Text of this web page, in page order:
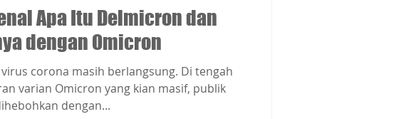
Apa Itu Delmicron dan
dengan Omicron
corona masih berlangsung. Di tengah
varian Omicron yang kian masif, publik
dengan...